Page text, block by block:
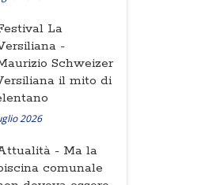
La
-
Schweizer
il mito di
2026
- Ma la
comunale